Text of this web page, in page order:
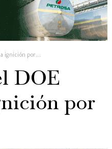
ignición por...
DOE
por